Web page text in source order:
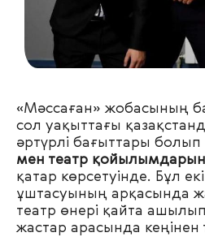
«Мәссаған» жобасының
сол уақыттағы
әртүрлі бағыттары болып
мен театр қойылымдарын
қатар көрсетуінде. Бұл
ұштасуының арқасында
театр өнері қайта
жастар арасында